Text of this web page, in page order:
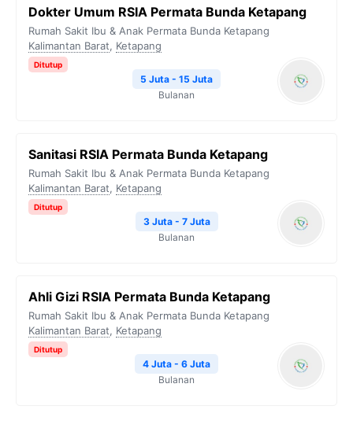
Dokter Umum RSIA Permata Bunda Ketapang
Rumah Sakit Ibu & Anak Permata Bunda Ketapang
Kalimantan Barat, Ketapang
Ditutup
5 Juta - 15 Juta
Bulanan
Sanitasi RSIA Permata Bunda Ketapang
Rumah Sakit Ibu & Anak Permata Bunda Ketapang
Kalimantan Barat, Ketapang
Ditutup
3 Juta - 7 Juta
Bulanan
Ahli Gizi RSIA Permata Bunda Ketapang
Rumah Sakit Ibu & Anak Permata Bunda Ketapang
Kalimantan Barat, Ketapang
Ditutup
4 Juta - 6 Juta
Bulanan